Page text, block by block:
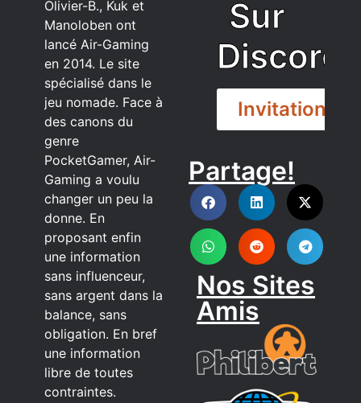
Olivier-B., Kuk et
Manoloben ont
lancé Air-Gaming
en 2014. Le site
spécialisé dans le
jeu nomade. Face à
des canons du
genre
PocketGamer, Air-
Gaming a voulu
changer un peu la
donne. En
proposant enfin
une information
sans influenceur,
sans argent dans la
balance, sans
obligation. En bref
une information
libre de toutes
contraintes.
Sur
Discord
Invitation
DISCORD
Partage!
Nos Sites
Amis